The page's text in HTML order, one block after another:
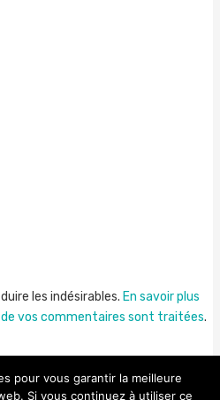
les indésirables. En savoir plus
vos commentaires sont traitées.
pour vous garantir la meilleure
Si vous continuez à utiliser ce